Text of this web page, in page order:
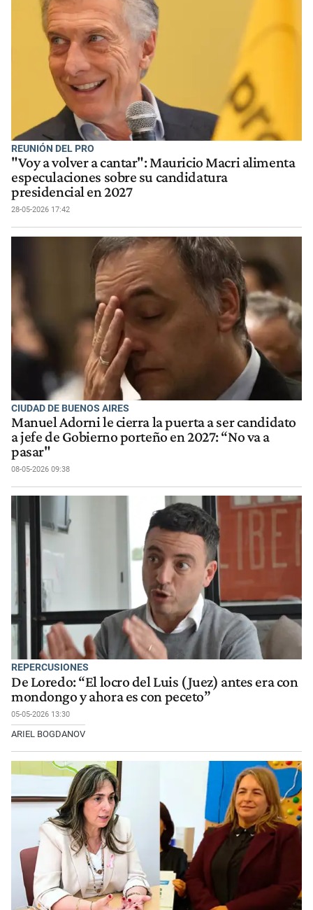
REUNIÓN DEL PRO
"Voy a volver a cantar": Mauricio Macri alimenta
especulaciones sobre su candidatura
presidencial en 2027
28-05-2026 17:42
CIUDAD DE BUENOS AIRES
Manuel Adorni le cierra la puerta a ser candidato
a jefe de Gobierno porteño en 2027: “No va a
pasar"
08-05-2026 09:38
REPERCUSIONES
De Loredo: “El locro del Luis (Juez) antes era con
mondongo y ahora es con peceto”
05-05-2026 13:30
ARIEL BOGDANOV